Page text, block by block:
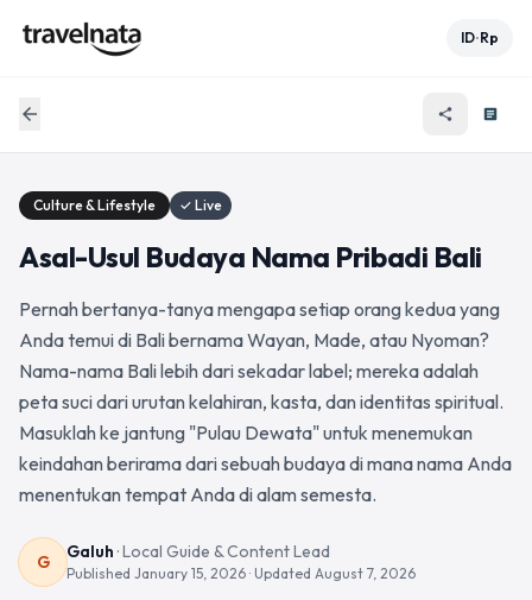
ID•Rp
arrow_back share article
Culture & Lifestyle ✓ Live
Asal-Usul Budaya Nama Pribadi Bali
Pernah bertanya-tanya mengapa setiap orang kedua yang
Anda temui di Bali bernama Wayan, Made, atau Nyoman?
Nama-nama Bali lebih dari sekadar label; mereka adalah
peta suci dari urutan kelahiran, kasta, dan identitas spiritual.
Masuklah ke jantung "Pulau Dewata" untuk menemukan
keindahan berirama dari sebuah budaya di mana nama Anda
menentukan tempat Anda di alam semesta.
G Galuh ·Local Guide & Content Lead
Published January 15, 2026 · Updated August 7, 2026